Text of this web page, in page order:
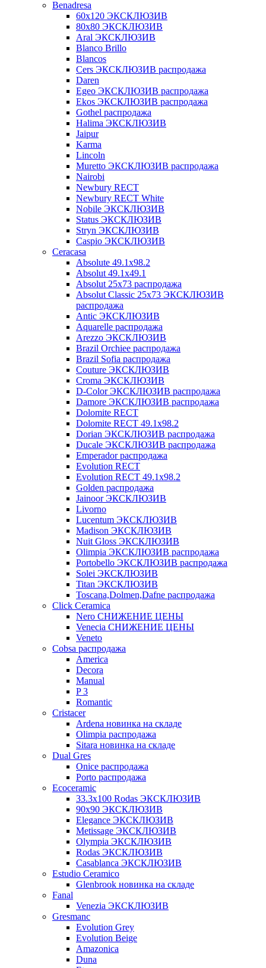
Benadresa
60х120 ЭКСКЛЮЗИВ
80х80 ЭКСКЛЮЗИВ
Aral ЭКСКЛЮЗИВ
Blanco Brillo
Blancos
Cers ЭКСКЛЮЗИВ распродажа
Daren
Egeo ЭКСКЛЮЗИВ распродажа
Ekos ЭКСКЛЮЗИВ распродажа
Gothel распродажа
Halima ЭКСКЛЮЗИВ
Jaipur
Karma
Lincoln
Muretto ЭКСКЛЮЗИВ распродажа
Nairobi
Newbury RECT
Newbury RECT White
Nobile ЭКСКЛЮЗИВ
Status ЭКСКЛЮЗИВ
Stryn ЭКСКЛЮЗИВ
Сaspio ЭКСКЛЮЗИВ
Ceracasa
Absolute 49.1x98.2
Absolut 49.1x49.1
Absolut 25x73 распродажа
Absolut Classic 25x73 ЭКСКЛЮЗИВ
распродажа
Antic ЭКСКЛЮЗИВ
Aquarelle распродажа
Arezzo ЭКСКЛЮЗИВ
Brazil Orchiee распродажа
Brazil Sofia распродажа
Couture ЭКСКЛЮЗИВ
Croma ЭКСКЛЮЗИВ
D-Color ЭКСКЛЮЗИВ распродажа
Damore ЭКСКЛЮЗИВ распродажа
Dolomite RECT
Dolomite RECT 49.1x98.2
Dorian ЭКСКЛЮЗИВ распродажа
Ducale ЭКСКЛЮЗИВ распродажа
Emperador распродажа
Evolution RECT
Evolution RECT 49.1x98.2
Golden распродажа
Jainoor ЭКСКЛЮЗИВ
Livorno
Lucentum ЭКСКЛЮЗИВ
Madison ЭКСКЛЮЗИВ
Nuit Gloss ЭКСКЛЮЗИВ
Olimpia ЭКСКЛЮЗИВ распродажа
Portobello ЭКСКЛЮЗИВ распродажа
Solei ЭКСКЛЮЗИВ
Titan ЭКСКЛЮЗИВ
Toscana,Dolmen,Dafne распродажа
Cliсk Ceramica
Nero СНИЖЕНИЕ ЦЕНЫ
Venecia СНИЖЕНИЕ ЦЕНЫ
Veneto
Cobsa распродажа
America
Decora
Manual
P 3
Romantic
Cristacer
Ardena новинка на складе
Olimpia распродажа
Sitara новинка на складе
Dual Gres
Onice распродажа
Porto распродажа
Ecoceramic
33.3х100 Rodas ЭКСКЛЮЗИВ
90x90 ЭКСКЛЮЗИВ
Elegance ЭКСКЛЮЗИВ
Metissage ЭКСКЛЮЗИВ
Olympia ЭКСКЛЮЗИВ
Rodas ЭКСКЛЮЗИВ
Сasablanca ЭКСКЛЮЗИВ
Estudio Ceramico
Glenbrook новинка на складе
Fanal
Venezia ЭКСКЛЮЗИВ
Gresmanc
Evolution Grey
Evolution Beige
Amazonica
Duna